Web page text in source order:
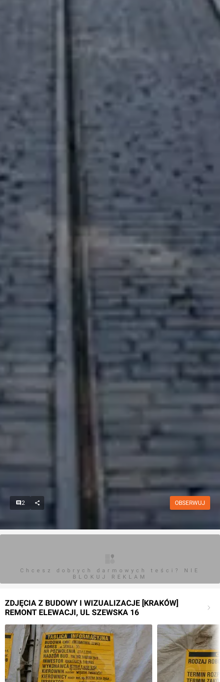
2 OBSERWUJ
Chcesz dobrych darmowych teści? NIE
BLOKUJ REKLAM
ZDJĘCIA Z BUDOWY I WIZUALIZACJE [KRAKÓW]
REMONT ELEWACJI, UL SZEWSKA 16